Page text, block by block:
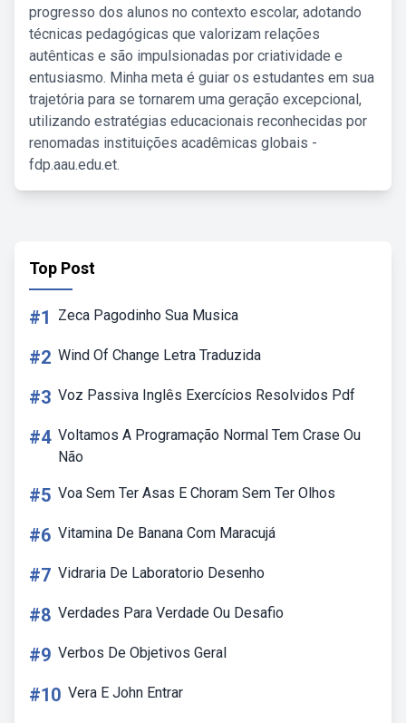
progresso dos alunos no contexto escolar, adotando
técnicas pedagógicas que valorizam relações
autênticas e são impulsionadas por criatividade e
entusiasmo. Minha meta é guiar os estudantes em sua
trajetória para se tornarem uma geração excepcional,
utilizando estratégias educacionais reconhecidas por
renomadas instituições acadêmicas globais -
fdp.aau.edu.et.
Top Post
#1 Zeca Pagodinho Sua Musica
#2 Wind Of Change Letra Traduzida
#3 Voz Passiva Inglês Exercícios Resolvidos Pdf
#4 Voltamos A Programação Normal Tem Crase Ou
Não
#5 Voa Sem Ter Asas E Choram Sem Ter Olhos
#6 Vitamina De Banana Com Maracujá
#7 Vidraria De Laboratorio Desenho
#8 Verdades Para Verdade Ou Desafio
#9 Verbos De Objetivos Geral
#10 Vera E John Entrar